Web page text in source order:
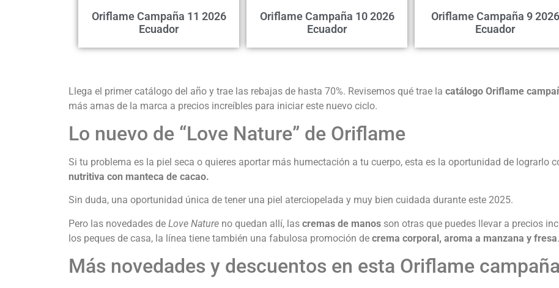
Oriflame Campaña 11 2026
Ecuador
Oriflame Campaña 10 2026
Ecuador
Oriflame Campaña 9 2026
Ecuador
Llega el primer catálogo del año y trae las rebajas de hasta 70%. Revisemos qué trae la catálogo Oriflame
más amas de la marca a precios increíbles para iniciar este nuevo ciclo.
Lo nuevo de “Love Nature” de Oriflame
Si tu problema es la piel seca o quieres aportar más humectación a tu cuerpo, esta es la oportunidad de lograrlo
nutritiva con manteca de cacao.
Sin duda, una oportunidad única de tener una piel aterciopelada y muy bien cuidada durante este 2025.
Pero las novedades de Love Nature no quedan allí, las cremas de manos son otras que puedes llevar a precios
los peques de casa, la línea tiene también una fabulosa promoción de crema corporal, aroma a manzana y fresa.
Más novedades y descuentos en esta Oriflame